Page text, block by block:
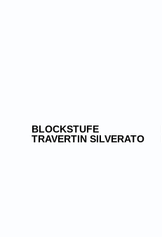
BLOCKSTUFE
TRAVERTIN SILVERATO